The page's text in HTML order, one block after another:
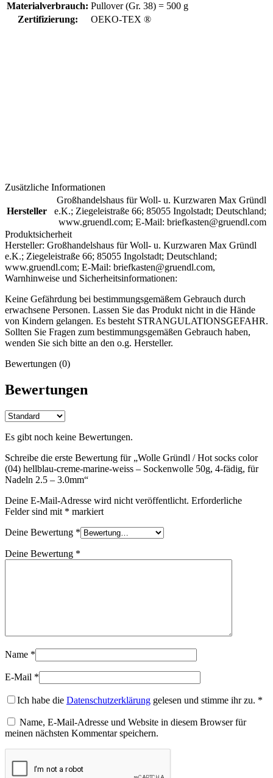
Materialverbrauch: Pullover (Gr. 38) = 500 g
Zertifizierung:
OEKO-TEX ®
Zusätzliche Informationen
Hersteller
Großhandelshaus für Woll- u. Kurzwaren Max Gründl
e.K.; Ziegeleistraße 66; 85055 Ingolstadt; Deutschland;
www.gruendl.com; E-Mail: briefkasten@gruendl.com
Produktsicherheit
Hersteller: Großhandelshaus für Woll- u. Kurzwaren Max Gründl
e.K.; Ziegeleistraße 66; 85055 Ingolstadt; Deutschland;
www.gruendl.com; E-Mail: briefkasten@gruendl.com,
Warnhinweise und Sicherheitsinformationen:
Keine Gefährdung bei bestimmungsgemäßem Gebrauch durch
erwachsene Personen. Lassen Sie das Produkt nicht in die Hände
von Kindern gelangen. Es besteht STRANGULATIONSGEFAHR.
Sollten Sie Fragen zum bestimmungsgemäßen Gebrauch haben,
wenden Sie sich bitte an den o.g. Hersteller.
Bewertungen (0)
Bewertungen
Es gibt noch keine Bewertungen.
Schreibe die erste Bewertung für „Wolle Gründl / Hot socks color
(04) hellblau-creme-marine-weiss – Sockenwolle 50g, 4-fädig, für
Nadeln 2.5 – 3.0mm“
Deine E-Mail-Adresse wird nicht veröffentlicht. Erforderliche
Felder sind mit * markiert
Deine Bewertung *
Deine Bewertung *
Name *
E-Mail *
Ich habe die Datenschutzerklärung gelesen und stimme ihr zu. *
Name, E-Mail-Adresse und Website in diesem Browser für
meinen nächsten Kommentar speichern.